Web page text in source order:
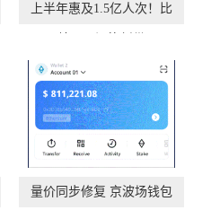
上半年惠及1.5亿人次！比
量价同步修复 京波场钱包